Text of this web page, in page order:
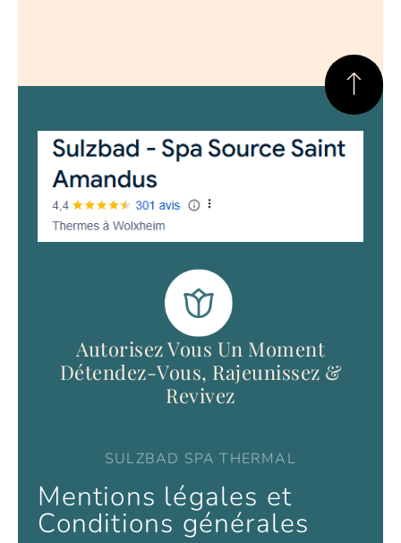
Autorisez Vous Un Moment
Détendez-Vous, Rajeunissez &
Revivez
SULZBAD SPA THERMAL
Mentions légales et
Conditions générales